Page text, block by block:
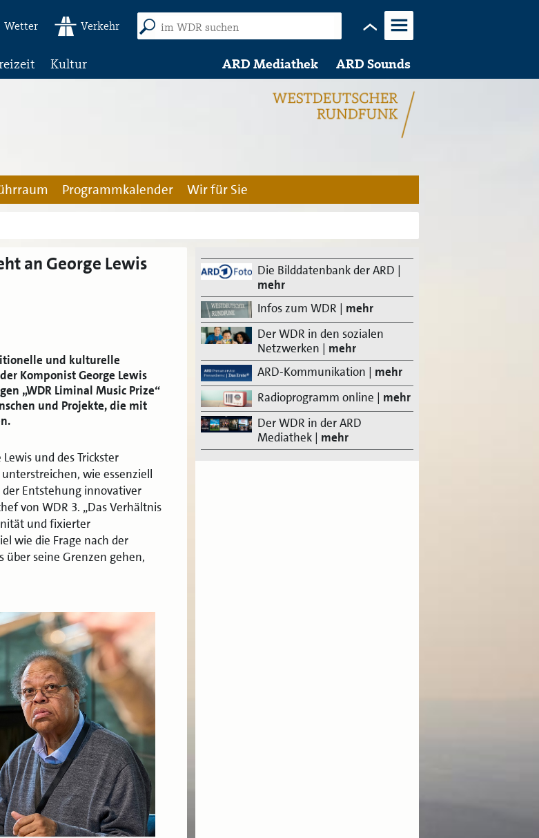
Wetter Verkehr
Menü
Kultur ARD Mediathek ARD Sounds
Programmkalender Wir für Sie
an George Lewis
und kulturelle
Komponist George Lewis
„WDR Liminal Music Prize“
und Projekte, die mit
und des Trickster
wie essenziell
der Entstehung innovativer
von WDR 3. „Das Verhältnis
und fixierter
wie die Frage nach der
über seine Grenzen gehen,
Die Bilddatenbank der ARD |
mehr
Infos zum WDR | mehr
Der WDR in den sozialen
Netzwerken | mehr
ARD-Kommunikation | mehr
Radioprogramm online | mehr
Der WDR in der ARD
Mediathek | mehr